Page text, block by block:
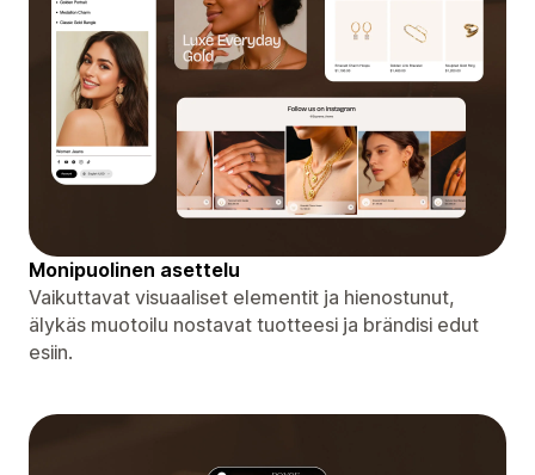
Monipuolinen asettelu
Vaikuttavat visuaaliset elementit ja hienostunut,
älykäs muotoilu nostavat tuotteesi ja brändisi edut
esiin.